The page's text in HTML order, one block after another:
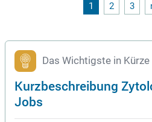
1 2 3
Das Wichtigste in Kürze
Kurzbeschreibung
Jobs